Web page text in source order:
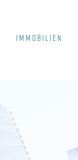
IMMOBILIEN